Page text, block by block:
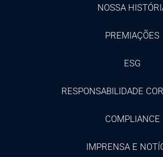
NOSSA
PREMIAÇÕES
ESG
RESPONSABILIDADE
COMPLIANCE
IMPRENSA E